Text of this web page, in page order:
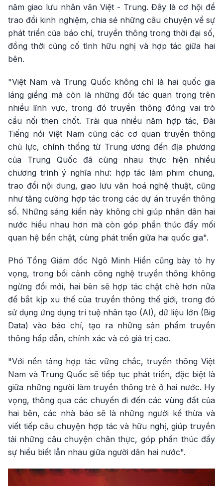
năm giao lưu nhân văn Việt - Trung. Đây là cơ hội để
trao đổi kinh nghiệm, chia sẻ những câu chuyện về sự
phát triển của báo chí, truyền thông trong thời đại số,
đồng thời củng cố tình hữu nghị và hợp tác giữa hai
bên.
"Việt Nam và Trung Quốc không chỉ là hai quốc gia
láng giềng mà còn là những đối tác quan trọng trên
nhiều lĩnh vực, trong đó truyền thông đóng vai trò
cầu nối then chốt. Trải qua nhiều năm hợp tác, Đài
Tiếng nói Việt Nam cùng các cơ quan truyền thông
chủ lực, chính thống từ Trung ương đến địa phương
của Trung Quốc đã cùng nhau thực hiện nhiều
chương trình ý nghĩa như: hợp tác làm phim chung,
trao đổi nội dung, giao lưu văn hoá nghệ thuật, cũng
như tăng cường hợp tác trong các dự án truyền thông
số. Những sáng kiến này không chỉ giúp nhân dân hai
nước hiểu nhau hơn mà còn góp phần thúc đẩy mối
quan hệ bền chặt, cùng phát triển giữa hai quốc gia".
Phó Tổng Giám đốc Ngô Minh Hiển cũng bày tỏ hy
vọng, trong bối cảnh công nghệ truyền thông không
ngừng đổi mới, hai bên sẽ hợp tác chặt chẽ hơn nữa
để bắt kịp xu thế của truyền thông thế giới, trong đó
sử dụng ứng dụng trí tuệ nhân tạo (AI), dữ liệu lớn (Big
Data) vào báo chí, tạo ra những sản phẩm truyền
thông hấp dẫn, chính xác và có giá trị cao.
"Với nền tảng hợp tác vững chắc, truyền thông Việt
Nam và Trung Quốc sẽ tiếp tục phát triển, đặc biệt là
giữa những người làm truyền thông trẻ ở hai nước. Hy
vọng, thông qua các chuyến đi đến các vùng đất của
hai bên, các nhà báo sẽ là những người kế thừa và
viết tiếp câu chuyện hợp tác và hữu nghị, giúp truyền
tải những câu chuyện chân thực, góp phần thúc đẩy
sự hiểu biết lẫn nhau giữa người dân hai nước".